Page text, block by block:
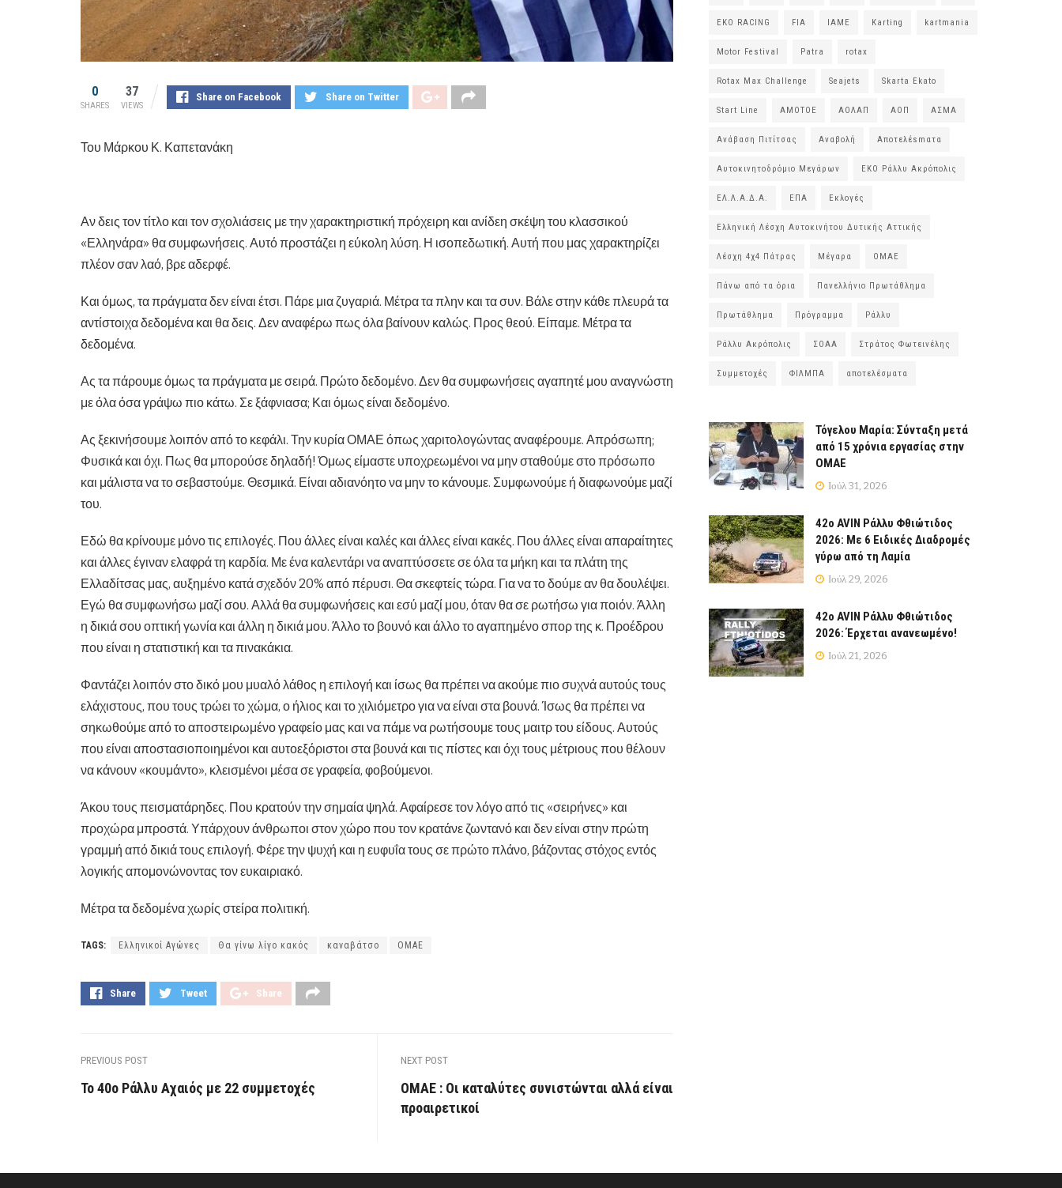
0
SHARES
37
VIEWS
Share on Facebook Share on Twitter
Του Μάρκου Κ. Καπετανάκη
Αν δεις τον τίτλο και τον σχολιάσεις με την χαρακτηριστική πρόχειρη και ανίδεη σκέψη του κλασσικού
«Ελληνάρα» θα συμφωνήσεις. Αυτό προστάζει η εύκολη λύση. Η ισοπεδωτική. Αυτή που μας χαρακτηρίζει
πλέον σαν λαό, βρε αδερφέ.
Και όμως, τα πράγματα δεν είναι έτσι. Πάρε μια ζυγαριά. Μέτρα τα πλην και τα συν. Βάλε στην κάθε πλευρά τα
αντίστοιχα δεδομένα και θα δεις. Δεν αναφέρω πως όλα βαίνουν καλώς. Προς θεού. Είπαμε. Μέτρα τα
δεδομένα.
Ας τα πάρουμε όμως τα πράγματα με σειρά. Πρώτο δεδομένο. Δεν θα συμφωνήσεις αγαπητέ μου αναγνώστη
με όλα όσα γράψω πιο κάτω. Σε ξάφνιασα; Και όμως είναι δεδομένο.
Ας ξεκινήσουμε λοιπόν από το κεφάλι. Την κυρία ΟΜΑΕ όπως χαριτολογώντας αναφέρουμε. Απρόσωπη;
Φυσικά και όχι. Πως θα μπορούσε δηλαδή! Όμως είμαστε υποχρεωμένοι να μην σταθούμε στο πρόσωπο
και μάλιστα να το σεβαστούμε. Θεσμικά. Είναι αδιανόητο να μην το κάνουμε. Συμφωνούμε ή διαφωνούμε μαζί
του.
Εδώ θα κρίνουμε μόνο τις επιλογές. Που άλλες είναι καλές και άλλες είναι κακές. Που άλλες είναι απαραίτητες
και άλλες έγιναν ελαφρά τη καρδία. Με ένα καλεντάρι να αναπτύσσετε σε όλα τα μήκη και τα πλάτη της
Ελλαδίτσας μας, αυξημένο κατά σχεδόν 20% από πέρυσι. Θα σκεφτείς τώρα. Για να το δούμε αν θα δουλέψει.
Εγώ θα συμφωνήσω μαζί σου. Αλλά θα συμφωνήσεις και εσύ μαζί μου, όταν θα σε ρωτήσω για ποιόν. Άλλη
η δικιά σου οπτική γωνία και άλλη η δικιά μου. Άλλο το βουνό και άλλο το αγαπημένο σπορ της κ. Προέδρου
που είναι η στατιστική και τα πινακάκια.
Φαντάζει λοιπόν στο δικό μου μυαλό λάθος η επιλογή και ίσως θα πρέπει να ακούμε πιο συχνά αυτούς τους
ελάχιστους, που τους τρώει το χώμα, ο ήλιος και το χιλιόμετρο για να είναι στα βουνά. Ίσως θα πρέπει να
σηκωθούμε από το αποστειρωμένο γραφείο μας και να πάμε να ρωτήσουμε τους μαιτρ του είδους. Αυτούς
που είναι αποστασιοποιημένοι και αυτοεξόριστοι στα βουνά και τις πίστες και όχι τους μέτριους που θέλουν
να κάνουν «κουμάντο», κλεισμένοι μέσα σε γραφεία, φοβούμενοι.
Άκου τους πεισματάρηδες. Που κρατούν την σημαία ψηλά. Αφαίρεσε τον λόγο από τις «σειρήνες» και
προχώρα μπροστά. Υπάρχουν άνθρωποι στον χώρο που τον κρατάνε ζωντανό και δεν είναι στην πρώτη
γραμμή από δικιά τους επιλογή. Φέρε την ψυχή και η ευφυΐα τους σε πρώτο πλάνο, βάζοντας στόχος εντός
λογικής απομονώνοντας τον ευκαιριακό.
Μέτρα τα δεδομένα χωρίς στείρα πολιτική.
TAGS: Ελληνικοί Αγώνες Θα γίνω λίγο κακός καναβάτσο ΟΜΑΕ
Share Tweet Share
PREVIOUS POST
To 40ο Ράλλυ Αχαιός με 22 συμμετοχές
NEXT POST
ΟΜΑΕ : Οι καταλύτες συνιστώνται αλλά είναι
προαιρετικοί
EKO RACING FIA IAME Karting kartmania
Motor Festival Patra rotax
Rotax Max Challenge Seajets Skarta Ekato
Start Line ΑΜΟΤΟΕ ΑΟΛΑΠ ΑΟΠ ΑΣΜΑ
Ανάβαση Πιτίτσας Αναβολή Αποτελέsmατα
Αυτοκινητοδρόμιο Μεγάρων ΕΚΟ Ράλλυ Ακρόπολις
ΕΛ.Λ.Α.Δ.Α. ΕΠΑ Εκλογές
Ελληνική Λέσχη Αυτοκινήτου Δυτικής Αττικής
Λέσχη 4χ4 Πάτρας Μέγαρα ΟΜΑΕ
Πάνω από τα όρια Πανελλήνιο Πρωτάθλημα
Πρωτάθλημα Πρόγραμμα Ράλλυ
Ράλλυ Ακρόπολις ΣΟΑΑ Στράτος Φωτεινέλης
Συμμετοχές ΦΙΛΜΠΑ αποτελέσματα
Τόγελου Μαρία: Σύνταξη μετά
από 15 χρόνια εργασίας στην
ΟΜΑΕ
Ιούλ 31, 2026
42ο AVIN Ράλλυ Φθιώτιδος
2026: Με 6 Ειδικές Διαδρομές
γύρω από τη Λαμία
Ιούλ 29, 2026
42ο AVIN Ράλλυ Φθιώτιδος
2026: Έρχεται ανανεωμένο!
Ιούλ 21, 2026